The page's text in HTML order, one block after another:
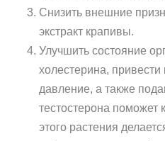
Снизить внешние
экстракт крапивы.
Улучшить состояние
холестерина,
давление, а также
тестостерона поможет
этого растения